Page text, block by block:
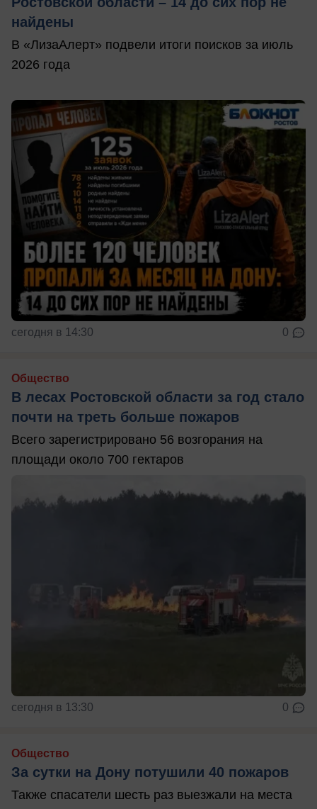
найдены
В «ЛизаАлерт» подвели итоги поисков за июль
2026 года
сегодня в 14:30 0
Общество
В лесах Ростовской области за год стало
почти на треть больше пожаров
Всего зарегистрировано 56 возгорания на
площади около 700 гектаров
сегодня в 13:30 0
Общество
За сутки на Дону потушили 40 пожаров
Также спасатели шесть раз выезжали на места